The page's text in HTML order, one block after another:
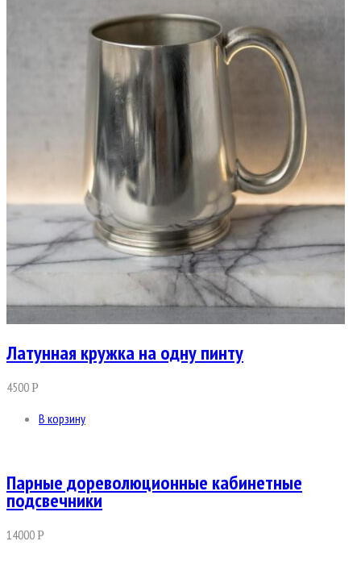
Латунная кружка на одну пинту
4500Р
В корзину
Парные дореволюционные кабинетные
подсвечники
14000Р